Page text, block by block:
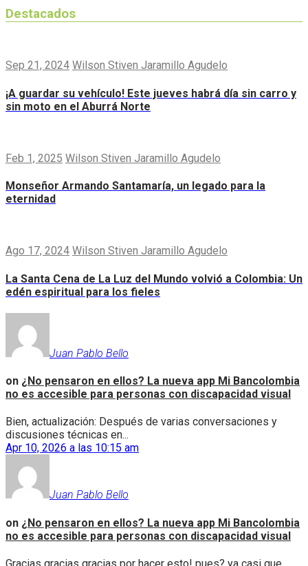
Destacados
Sep 21, 2024 Wilson Stiven Jaramillo Agudelo
¡A guardar su vehículo! Este jueves habrá día sin carro y
sin moto en el Aburrá Norte
Feb 1, 2025 Wilson Stiven Jaramillo Agudelo
Monseñor Armando Santamaría, un legado para la
eternidad
Ago 17, 2024 Wilson Stiven Jaramillo Agudelo
La Santa Cena de La Luz del Mundo volvió a Colombia: Un
edén espiritual para los fieles
Juan Pablo Bello
on ¿No pensaron en ellos? La nueva app Mi Bancolombia
no es accesible para personas con discapacidad visual
Bien, actualización: Después de varias conversaciones y
discusiones técnicas en...
Apr 10, 2026 a las 10:15 am
Juan Pablo Bello
on ¿No pensaron en ellos? La nueva app Mi Bancolombia
no es accesible para personas con discapacidad visual